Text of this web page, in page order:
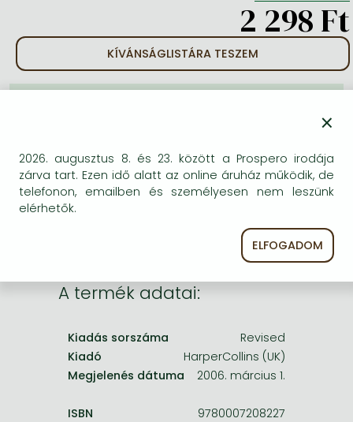
Bleach manga
One-Punch Man manga
2 298 Ft
KÍVÁNSÁGLISTÁRA TESZEM
egyszer keresni szerzővel és címmel. Ha nem talál
másik, kapható kiadást, forduljon
ügyfélszolgálatunkhoz!
A termék adatai:
Kiadás sorszáma
Revised
Kiadó
HarperCollins (UK)
Megjelenés dátuma
2006. március 1.
ISBN
9780007208227
×
2026. augusztus 8. és 23. között a Prospero irodája
zárva tart. Ezen idő alatt az online áruház működik, de
telefonon, emailben és személyesen nem leszünk
elérhetők.
ELFOGADOM